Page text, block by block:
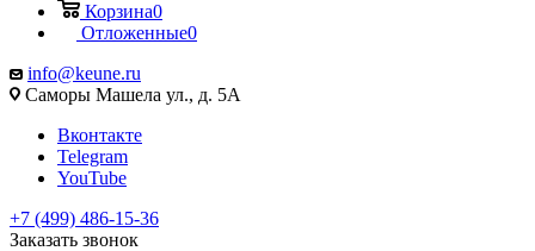
Корзина0
Отложенные0
info@keune.ru
Саморы Машела ул., д. 5А
Вконтакте
Telegram
YouTube
+7 (499) 486-15-36
Заказать звонок